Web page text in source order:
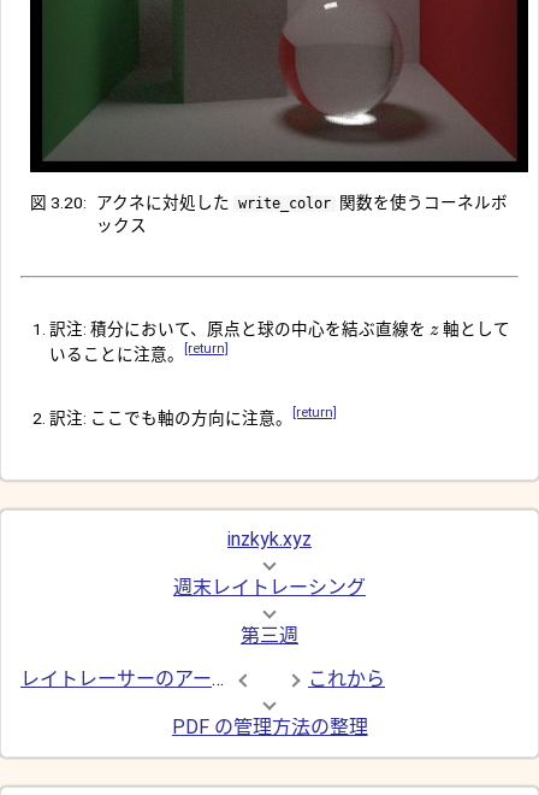
図 3.20: アクネに対処した write_color
関数を使うコーネルボ
ックス
訳注: 積分において、原点と球の中心を結ぶ直線を z軸として
いることに注意。
[return]
訳注: ここでも軸の方向に注意。 [return]
inzkyk.xyz
週末レイトレーシング
第三週
レイトレーサーのアーキテクチャについて
これから
PDF の管理方法の整理